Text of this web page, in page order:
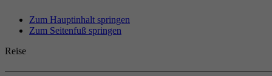
Zum Hauptinhalt springen
Zum Seitenfuß springen
Reise